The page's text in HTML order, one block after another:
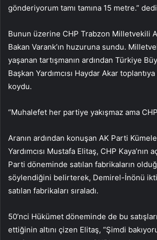
gönderiyorum tamı tamına 15 metre.”
Bunun üzerine CHP Trabzon Milletvekili
Bakan Varank’ın huzuruna sundu.
yaşanan tartışmanın ardından Türkiye
Başkan Yardımcısı Haydar Akar
koydu.
“Muhalefet her partiye yakışmaz ama
Aranın ardından konuşan AK Parti
Yardımcısı Mustafa Elitaş, CHP Kaya’nın
Parti döneminde satılan fabrikaların
söylendiğini belirterek, Demirel-İnönü
satılan fabrikaları sıraladı.
50’nci Hükümet döneminde de bu
ettiğinin altını çizen Elitaş, “Şimdi